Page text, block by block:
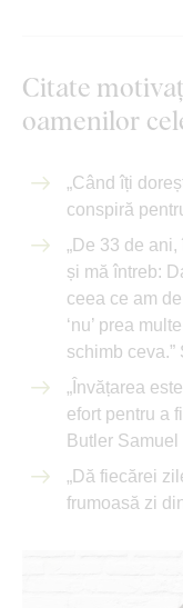
Citate
oamenilor
„Când îți
conspiră
„De 33 de
și mă întreb:
ceea ce am
‘nu’ prea
schimb ceva.”
„Învățarea
efort pentru a
Butler Samuel
„Dă fiecărei
frumoasă zi